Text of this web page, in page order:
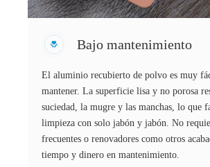
Bajo mantenimiento
El aluminio recubierto de polvo es muy
mantener. La superficie lisa y no porosa
suciedad, la mugre y las manchas, lo que
limpieza con solo jabón y jabón. No
frecuentes o renovadores como otros
tiempo y dinero en mantenimiento.